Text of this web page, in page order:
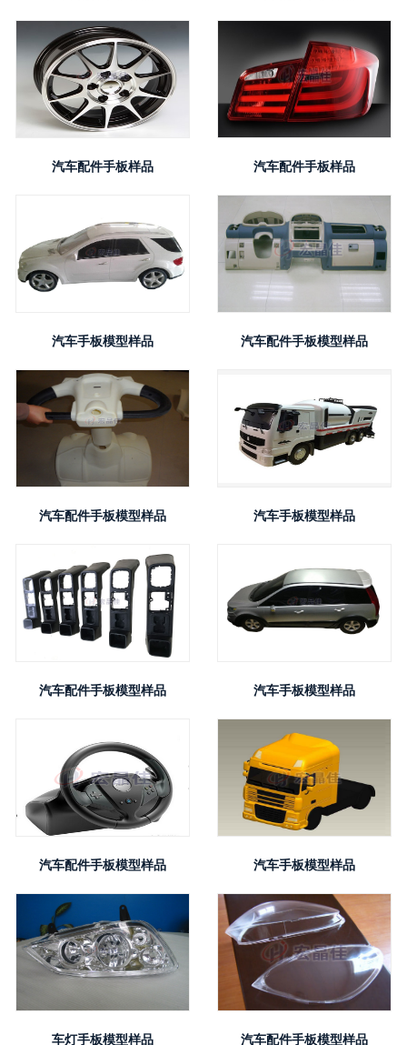
汽车配件手板样品 汽车配件手板样品
汽车手板模型样品 汽车配件手板模型样品
汽车配件手板模型样品 汽车手板模型样品
汽车配件手板模型样品 汽车手板模型样品
汽车配件手板模型样品 汽车手板模型样品
车灯手板模型样品 汽车配件手板模型样品